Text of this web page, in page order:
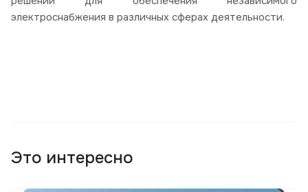
электроснабжения в различных сферах деятельности.
Это интересно